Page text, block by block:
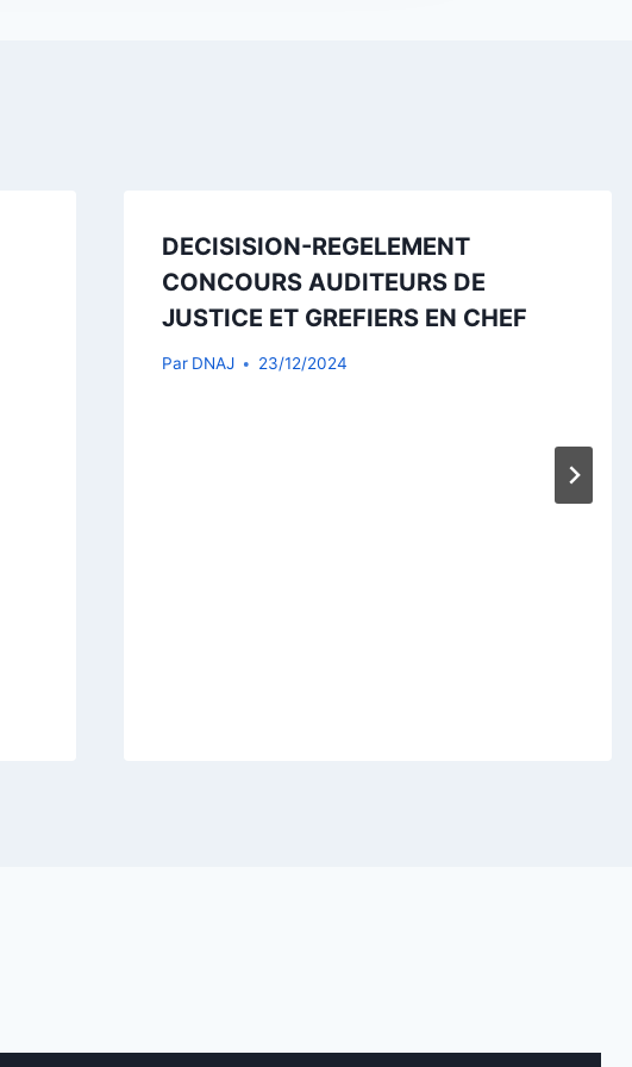
DECISISION-REGELEMENT
CONCOURS AUDITEURS DE
JUSTICE ET GREFIERS EN CHEF
Par DNAJ 23/12/2024